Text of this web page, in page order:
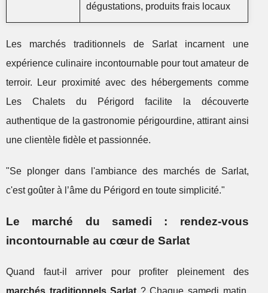
dégustations, produits frais locaux
Les marchés traditionnels de Sarlat incarnent une
expérience culinaire incontournable pour tout amateur de
terroir. Leur proximité avec des hébergements comme
Les Chalets du Périgord facilite la découverte
authentique de la gastronomie périgourdine, attirant ainsi
une clientèle fidèle et passionnée.
"Se plonger dans l'ambiance des marchés de Sarlat,
c'est goûter à l’âme du Périgord en toute simplicité."
Le marché du samedi : rendez-vous
incontournable au cœur de Sarlat
Quand faut-il arriver pour profiter pleinement des